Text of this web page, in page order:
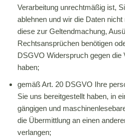
Verarbeitung unrechtmäßig ist,
ablehnen und wir die Daten
diese zur Geltendmachung,
Rechtsansprüchen benötigen
DSGVO Widerspruch gegen die
haben;
gemäß Art. 20 DSGVO Ihre
Sie uns bereitgestellt haben, in
gängigen und
die Übermittlung an einen
verlangen;